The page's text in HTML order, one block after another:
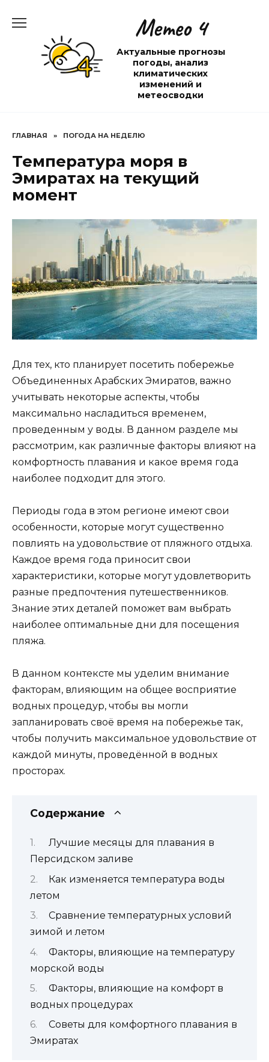
содержанию
Метео 4
Актуальные прогнозы
погоды, анализ
климатических
изменений и
метеосводки
ГЛАВНАЯ » ПОГОДА НА НЕДЕЛЮ
Температура моря в
Эмиратах на текущий
момент
Для тех, кто планирует посетить побережье
Объединенных Арабских Эмиратов, важно
учитывать некоторые аспекты, чтобы
максимально насладиться временем,
проведенным у воды. В данном разделе мы
рассмотрим, как различные факторы влияют на
комфортность плавания и какое время года
наиболее подходит для этого.
Периоды года в этом регионе имеют свои
особенности, которые могут существенно
повлиять на удовольствие от пляжного отдыха.
Каждое время года приносит свои
характеристики, которые могут удовлетворить
разные предпочтения путешественников.
Знание этих деталей поможет вам выбрать
наиболее оптимальные дни для посещения
пляжа.
В данном контексте мы уделим внимание
факторам, влияющим на общее восприятие
водных процедур, чтобы вы могли
запланировать своё время на побережье так,
чтобы получить максимальное удовольствие от
каждой минуты, проведённой в водных
просторах.
Содержание
Лучшие месяцы для плавания в
Персидском заливе
Как изменяется температура воды
летом
Сравнение температурных условий
зимой и летом
Факторы, влияющие на температуру
морской воды
Факторы, влияющие на комфорт в
водных процедурах
Советы для комфортного плавания в
Эмиратах